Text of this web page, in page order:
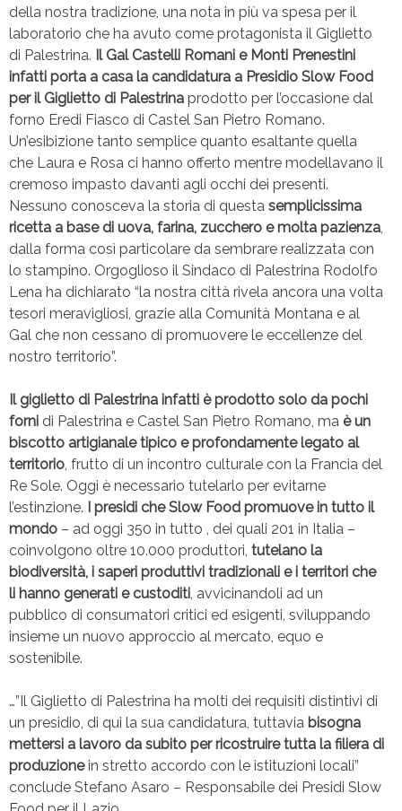
della nostra tradizione, una nota in più va spesa per il
laboratorio che ha avuto come protagonista il Giglietto
di Palestrina. Il Gal Castelli Romani e Monti Prenestini
infatti porta a casa la candidatura a Presidio Slow Food
per il Giglietto di Palestrina prodotto per l’occasione dal
forno Eredi Fiasco di Castel San Pietro Romano.
Un’esibizione tanto semplice quanto esaltante quella
che Laura e Rosa ci hanno offerto mentre modellavano il
cremoso impasto davanti agli occhi dei presenti.
Nessuno conosceva la storia di questa semplicissima
ricetta a base di uova, farina, zucchero e molta pazienza,
dalla forma così particolare da sembrare realizzata con
lo stampino. Orgoglioso il Sindaco di Palestrina Rodolfo
Lena ha dichiarato “la nostra città rivela ancora una volta
tesori meravigliosi, grazie alla Comunità Montana e al
Gal che non cessano di promuovere le eccellenze del
nostro territorio”.
Il giglietto di Palestrina infatti è prodotto solo da pochi
forni di Palestrina e Castel San Pietro Romano, ma è un
biscotto artigianale tipico e profondamente legato al
territorio, frutto di un incontro culturale con la Francia del
Re Sole. Oggi è necessario tutelarlo per evitarne
l’estinzione. I presidi che Slow Food promuove in tutto il
mondo – ad oggi 350 in tutto , dei quali 201 in Italia –
coinvolgono oltre 10.000 produttori, tutelano la
biodiversità, i saperi produttivi tradizionali e i territori che
li hanno generati e custoditi, avvicinandoli ad un
pubblico di consumatori critici ed esigenti, sviluppando
insieme un nuovo approccio al mercato, equo e
sostenibile.
…”Il Giglietto di Palestrina ha molti dei requisiti distintivi di
un presidio, di qui la sua candidatura, tuttavia bisogna
mettersi a lavoro da subito per ricostruire tutta la filiera di
produzionein stretto accordo con le istituzioni locali”
conclude Stefano Asaro – Responsabile dei Presidi Slow